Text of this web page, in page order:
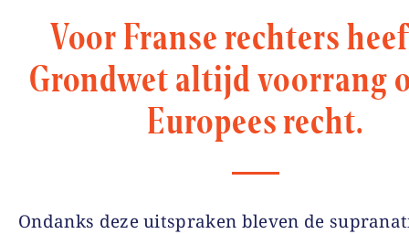
Voor Franse rechters
Grondwet altijd voorrang
Europees recht.
Ondanks deze uitspraken bleven de